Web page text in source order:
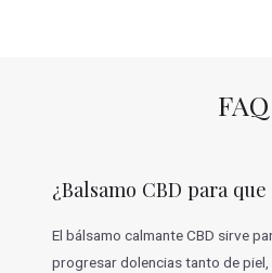
FAQ
¿Balsamo CBD para
El bálsamo calmante CBD sirve
progresar dolencias tanto de piel,